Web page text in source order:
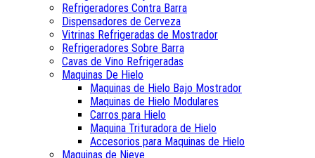
Refrigeradores Contra Barra
Dispensadores de Cerveza
Vitrinas Refrigeradas de Mostrador
Refrigeradores Sobre Barra
Cavas de Vino Refrigeradas
Maquinas De Hielo
Maquinas de Hielo Bajo Mostrador
Maquinas de Hielo Modulares
Carros para Hielo
Maquina Trituradora de Hielo
Accesorios para Maquinas de Hielo
Maquinas de Nieve